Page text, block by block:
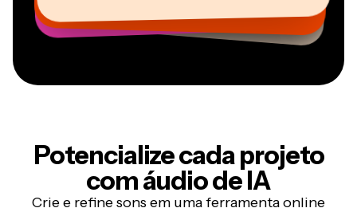
Potencialize cada projeto
com áudio de IA
Crie e refine sons em uma ferramenta online